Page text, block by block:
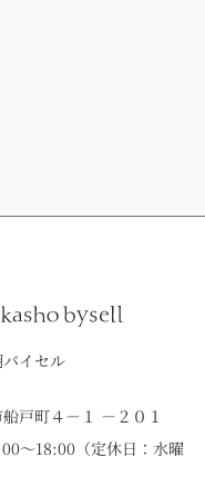
イセル
戸町４－１ －２０１
～18:00（定休日：水曜